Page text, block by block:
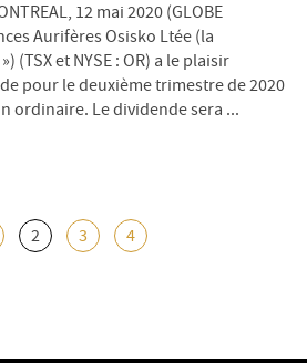
12 mai 2020 (GLOBE
Aurifères Osisko Ltée (la
(TSX et NYSE : OR) a le plaisir
pour le deuxième trimestre de 2020
ordinaire. Le dividende sera ...
2 3 4